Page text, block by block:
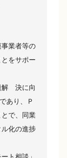
業者等の
をサポー
解 決に向
あり、Ｐ
で、同業
化の進捗